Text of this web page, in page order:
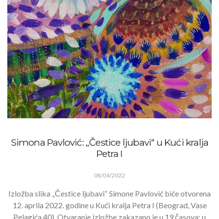
Simona Pavlović: „Čestice ljubavi“ u Kući kralja
Petra I
08/04/2022
Izložba slika „Čestice ljubavi“ Simone Pavlović biće otvorena
12. aprila 2022. godine u Kući kralja Petra I (Beograd, Vase
Pelagića 40). Otvaranje izložbe zakazano je u 19 časova: u